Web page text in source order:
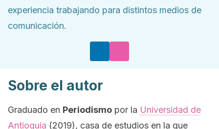
experiencia trabajando para distintos medios de
comunicación.
Sobre el autor
Graduado en Periodismo por la Universidad de
Antioquia (2019), casa de estudios en la que